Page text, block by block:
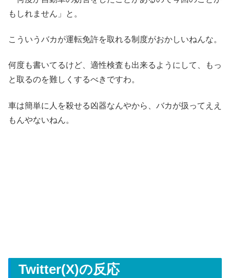
もしれません」と。
こういうバカが運転免許を取れる制度がおかしいねんな。
何度も書いてるけど、適性検査も出来るようにして、もっ
と取るのを難しくするべきですわ。
車は簡単に人を殺せる凶器なんやから、バカが扱ってええ
もんやないねん。
Twitter(X)の反応